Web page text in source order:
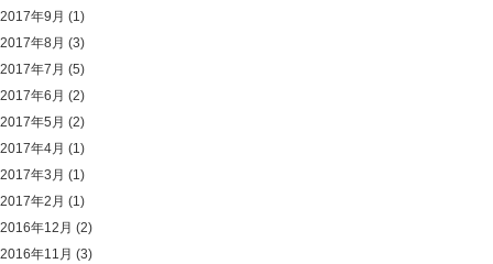
2017年9月 (1)
2017年8月 (3)
2017年7月 (5)
2017年6月 (2)
2017年5月 (2)
2017年4月 (1)
2017年3月 (1)
2017年2月 (1)
2016年12月 (2)
2016年11月 (3)